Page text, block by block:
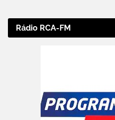
Rádio RCA-FM